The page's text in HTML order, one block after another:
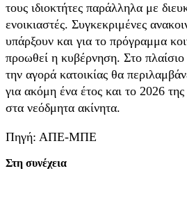
τους ιδιοκτήτες παράλληλα με
ενοικιαστές. Συγκεκριμένες
υπάρξουν και για το πρόγραμμα
προωθεί η κυβέρνηση. Στο
την αγορά κατοικίας θα
για ακόμη ένα έτος και το 2026
στα νεόδμητα ακίνητα.
Πηγή: ΑΠΕ-ΜΠΕ
Στη συνέχεια